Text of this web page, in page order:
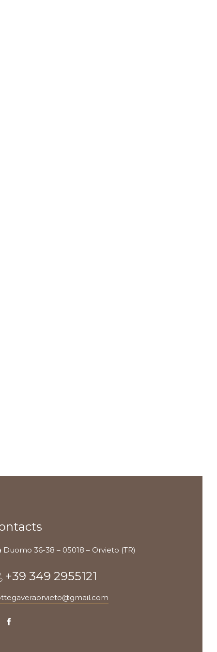
Duomo 36-38 – 05018 – Orvieto (TR)
+39 349 2955121